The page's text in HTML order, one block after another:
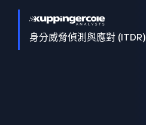
身分威脅偵測與應對 (ITDR)